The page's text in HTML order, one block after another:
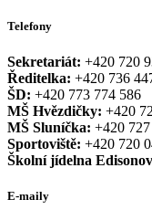
Telefony
Sekretariát: +420 720
Ředitelka: +420 736
ŠD: +420 773 774 586
MŠ Hvězdičky: +420
MŠ Sluníčka: +420
Sportoviště: +420 720
Školní jídelna
E-maily